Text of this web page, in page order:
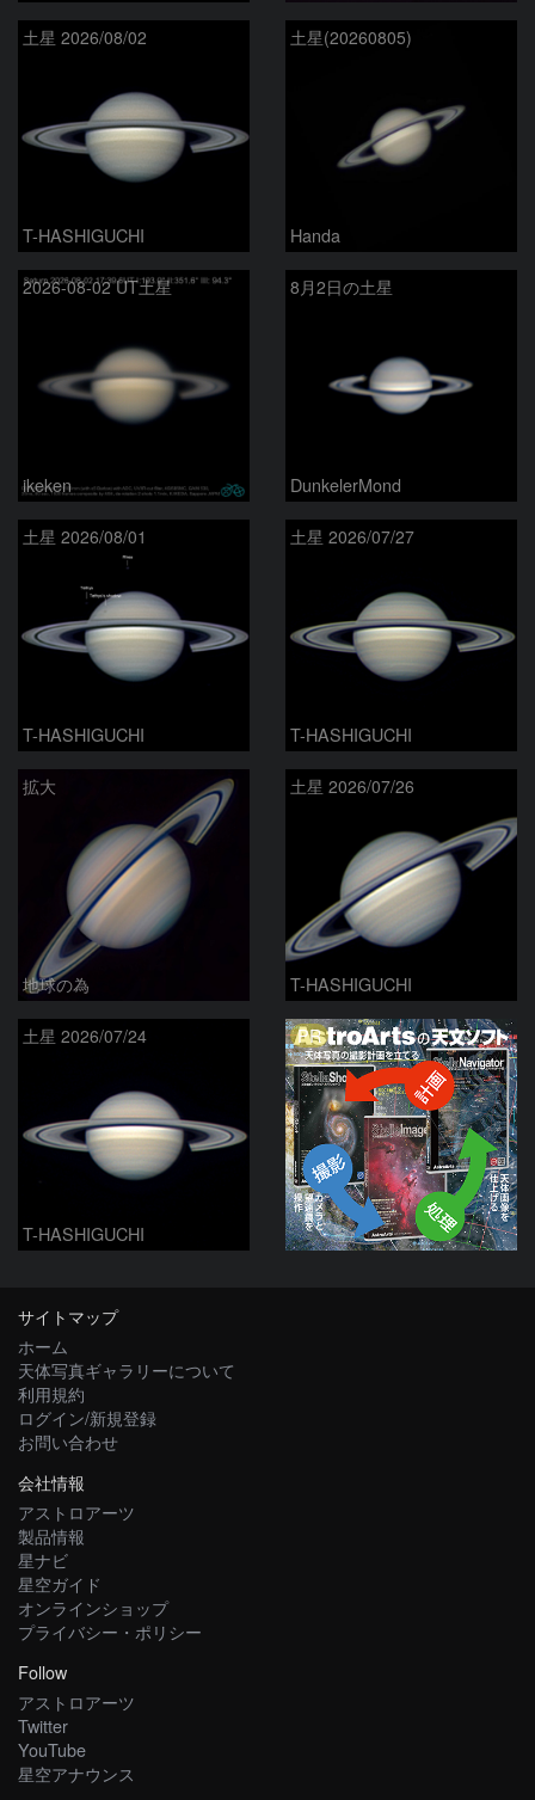
土星 2026/08/02
T-HASHIGUCHI
土星(20260805)
Handa
2026-08-02 UT土星
ikeken
8月2日の土星
DunkelerMond
土星 2026/08/01
T-HASHIGUCHI
土星 2026/07/27
T-HASHIGUCHI
拡大
地球の為
土星 2026/07/26
T-HASHIGUCHI
土星 2026/07/24
T-HASHIGUCHI
PR
サイトマップ
ホーム
天体写真ギャラリーについて
利用規約
ログイン/新規登録
お問い合わせ
会社情報
アストロアーツ
製品情報
星ナビ
星空ガイド
オンラインショップ
プライバシー・ポリシー
Follow
アストロアーツ
Twitter
YouTube
星空アナウンス